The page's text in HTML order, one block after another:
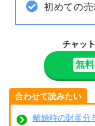
初めての
チャッ
無料
合わせて読みたい
離婚時の財産分